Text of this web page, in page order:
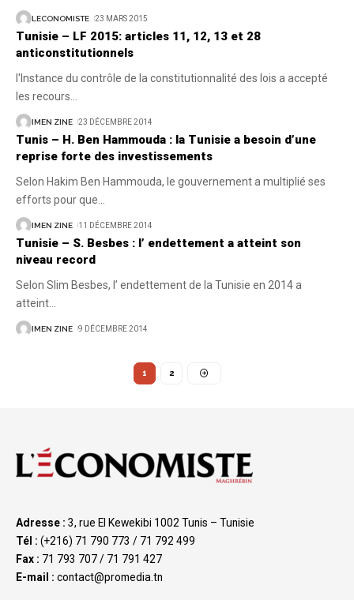
LECONOMISTE 23 MARS 2015
Tunisie – LF 2015: articles 11, 12, 13 et 28
anticonstitutionnels
l'Instance du contrôle de la constitutionnalité des lois a accepté
les recours
IMEN ZINE 23 DÉCEMBRE 2014
Tunis – H. Ben Hammouda : la Tunisie a besoin d’une
reprise forte des investissements
Selon Hakim Ben Hammouda, le gouvernement a multiplié ses
efforts pour que
IMEN ZINE 11 DÉCEMBRE 2014
Tunisie – S. Besbes : l’ endettement a atteint son
niveau record
Selon Slim Besbes, l’ endettement de la Tunisie en 2014 a
atteint
IMEN ZINE 9 DÉCEMBRE 2014
1 2
Adresse : 3, rue El Kewekibi 1002 Tunis – Tunisie
Tél : (+216) 71 790 773 / 71 792 499
Fax : 71 793 707 / 71 791 427
E-mail : contact@promedia.tn